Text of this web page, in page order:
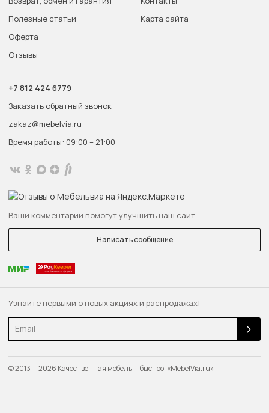
Узнайте первыми о новых акциях и распродажах!
Email
Полезные статьи
Оферта
Отзывы
Карта сайта
+7 812 424 6779
Заказать обратный звонок
zakaz@mebelvia.ru
Время работы: 09:00 – 21:00
Ваши комментарии помогут улучшить наш сайт
Написать сообщение
© 2013 — 2026 Качественная мебель — быстро. «MebelVia.ru»